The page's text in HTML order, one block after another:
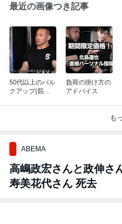
最近の画像つき記事
50代以上のバル
クアップ(筋肥
負荷の掛け方の
アドバイス
も
ABEMA
高嶋政宏さんと政伸さ
寿美花代さん 死去